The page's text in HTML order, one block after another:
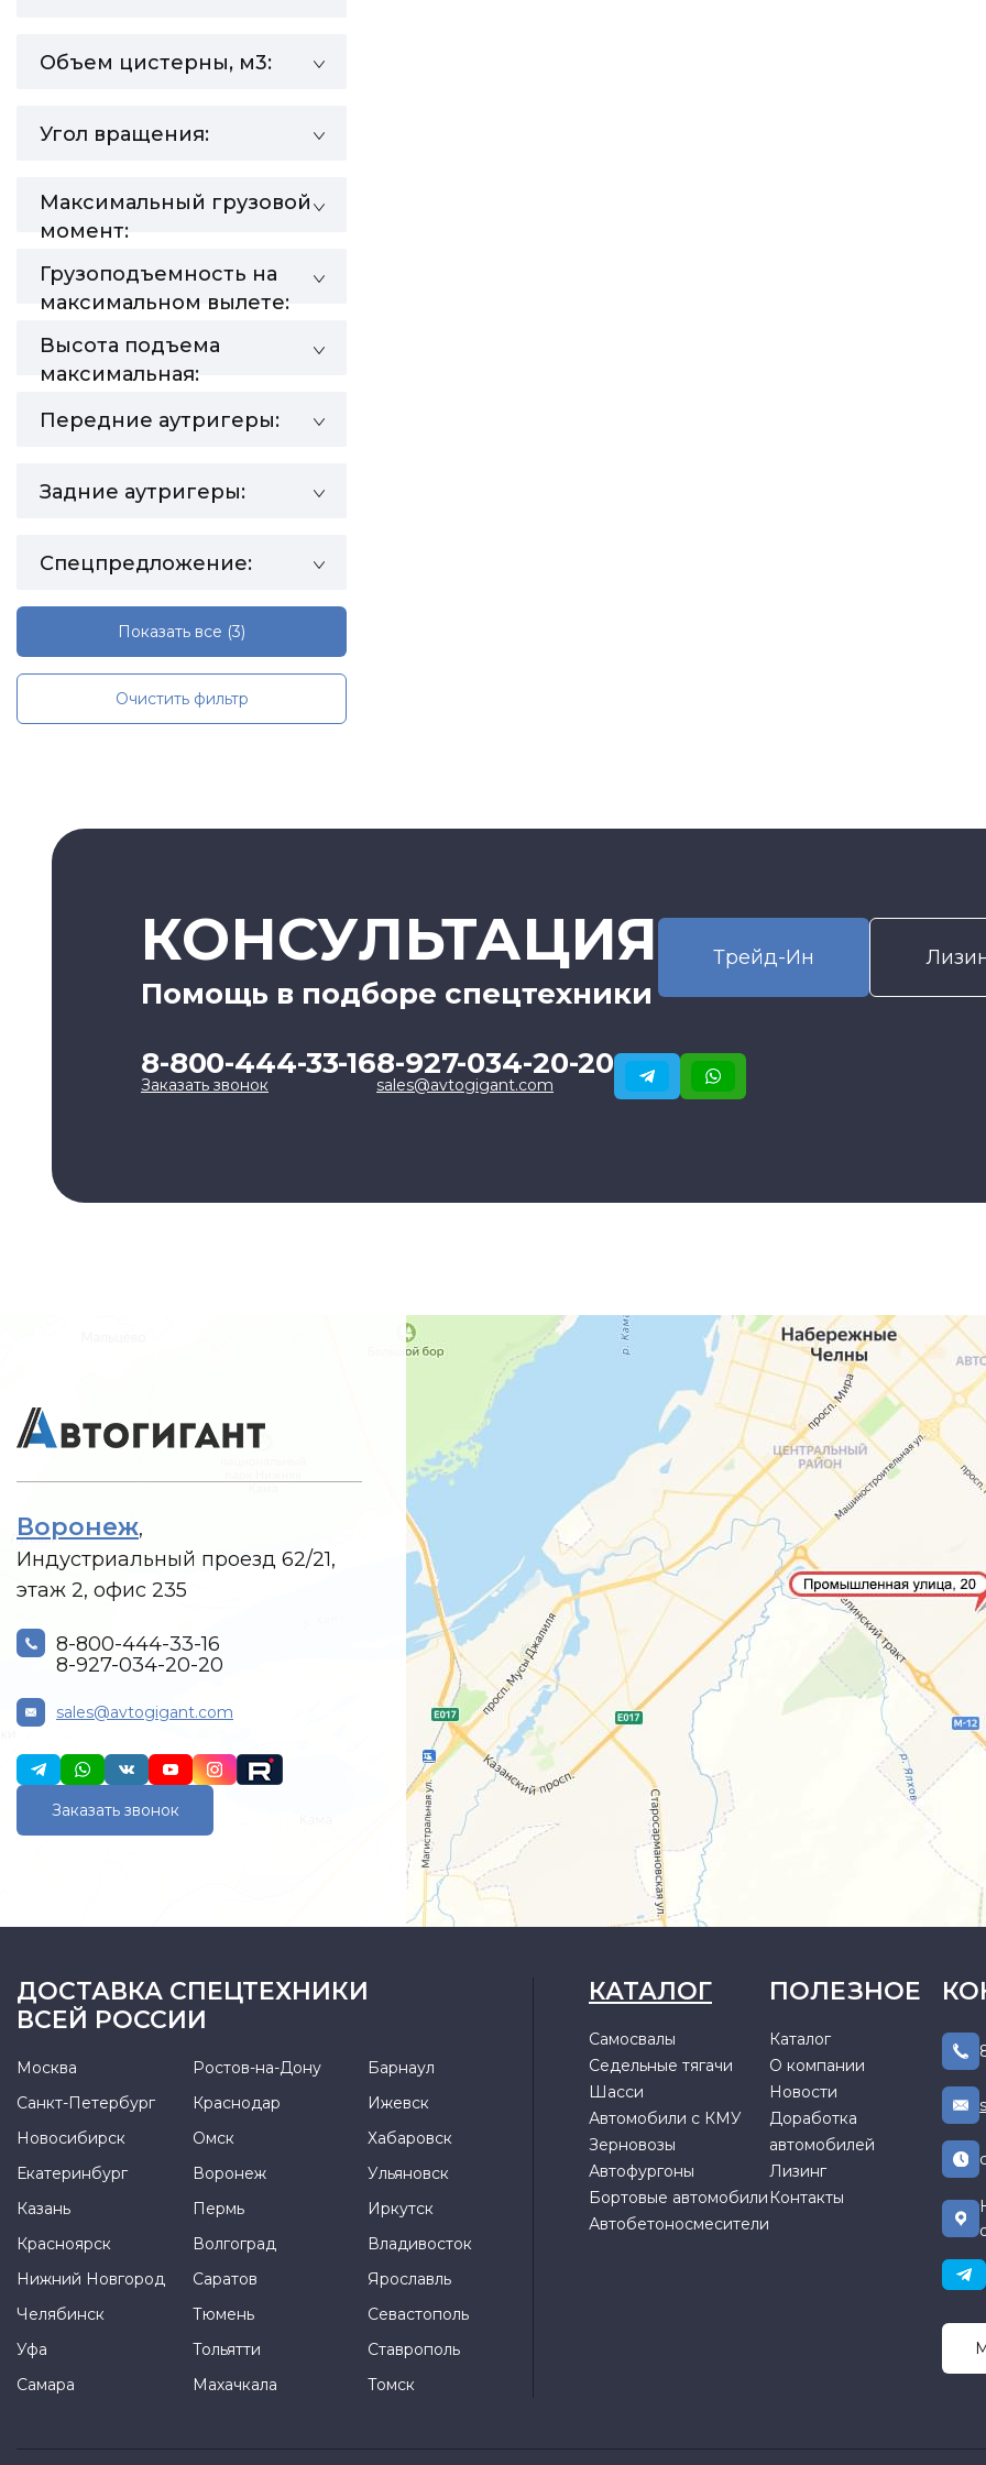
Объем цистерны, м3:
Угол вращения:
Максимальный грузовой
момент:
Грузоподъемность на
максимальном вылете:
Высота подъема
максимальная:
Передние аутригеры:
Задние аутригеры:
Спецпредложение:
Показать все (3)
Очистить фильтр
КОНСУЛЬТАЦИЯ
Помощь в подборе спецтехники
Трейд-Ин
8-800-444-33-16
Заказать звонок
8-927-034-20-20
sales@avtogigant.com
Воронеж,
Индустриальный проезд 62/21,
этаж 2, офис 235
8-800-444-33-16
8-927-034-20-20
sales@avtogigant.com
Заказать звонок
ДОСТАВКА СПЕЦТЕХНИКИ
ВСЕЙ РОССИИ
Москва Ростов-на-Дону
Барнаул
Санкт-Петербург
Краснодар
Ижевск
Новосибирск
Омск
Хабаровск
Екатеринбург
Воронеж
Ульяновск
Казань
Пермь
Иркутск
Красноярск
Волгоград
Владивосток
Нижний Новгород
Саратов
Ярославль
Челябинск
Тюмень
Севастополь
Уфа
Тольятти
Ставрополь
Самара
Махачкала Томск
КАТАЛОГ
Самосвалы
Седельные тягачи
Шасси
Автомобили с КМУ
Зерновозы
Автофургоны
Бортовые автомобили
Автобетоносмесители
ПОЛЕЗНОЕ
Каталог
О компании
Новости
Доработка
автомобилей
Лизинг
Контакты